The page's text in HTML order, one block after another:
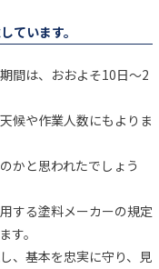
ています。
間は、おおよそ10日～2
候や作業人数にもよりま
かと思われたでしょう
する塗料メーカーの規定
す。
、基本を忠実に守り、見